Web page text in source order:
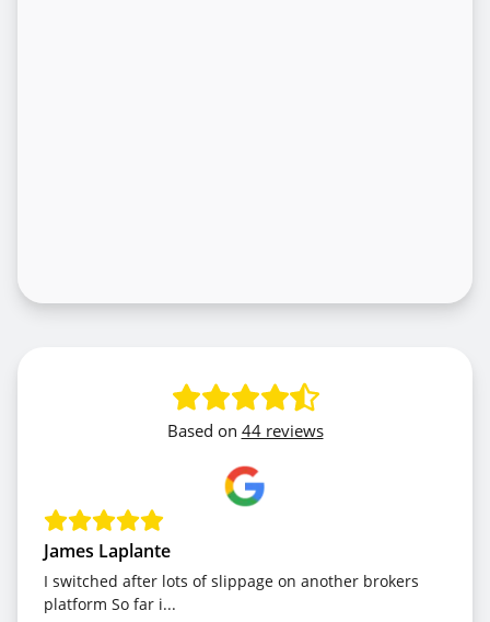
Based on 44 reviews
James Laplante
I switched after lots of slippage on another brokers
platform So far i...